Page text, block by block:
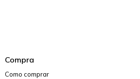
Compra
Como comprar